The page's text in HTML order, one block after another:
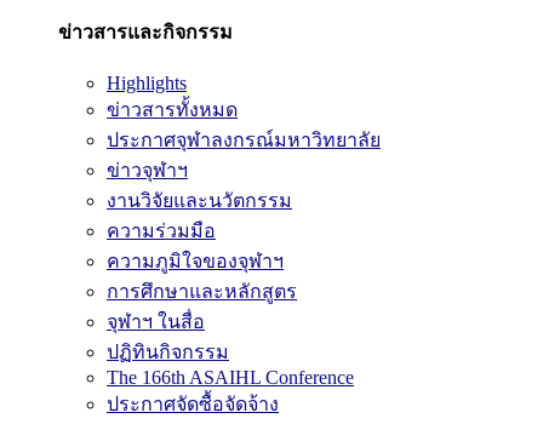
ข่าวสารและกิจกรรม
Highlights
ข่าวสารทั้งหมด
ประกาศจุฬาลงกรณ์มหาวิทยาลัย
ข่าวจุฬาฯ
งานวิจัยและนวัตกรรม
ความร่วมมือ
ความภูมิใจของจุฬาฯ
การศึกษาและหลักสูตร
จุฬาฯ ในสื่อ
ปฏิทินกิจกรรม
The 166th ASAIHL Conference
ประกาศจัดซื้อจัดจ้าง